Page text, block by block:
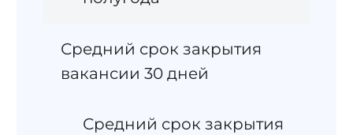
Средний срок закрытия
вакансии 30 дней
Средний срок закрытия